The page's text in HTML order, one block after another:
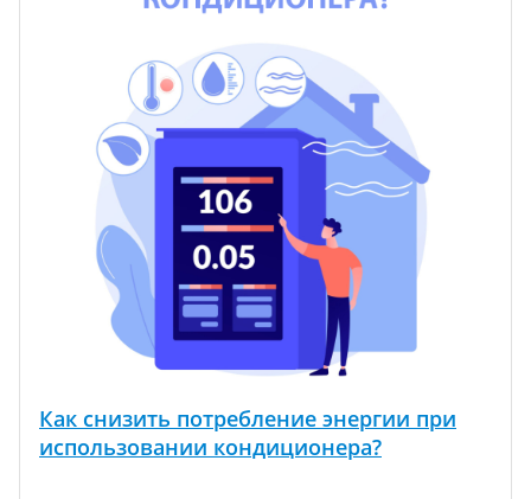
Как снизить потребление энергии при
использовании кондиционера?